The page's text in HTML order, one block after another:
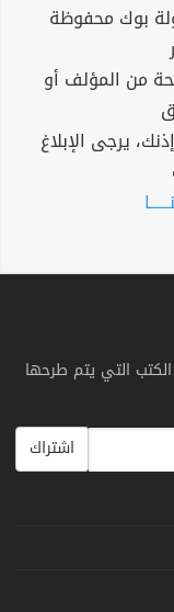
بوك محفوظة
من المؤلف أو
يرجى الإبلاغ
الكتب التي يتم طرحها
اشتراك